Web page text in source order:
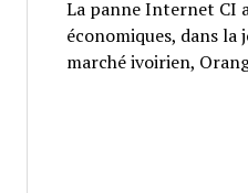
La panne Internet CI
économiques, dans la
marché ivoirien,